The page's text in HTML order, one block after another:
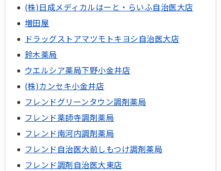
(株)日成メディカルはーと・らいふ自治医大店
増田屋
ドラッグストアマツモトキヨシ自治医大店
鈴木薬局
ウエルシア薬局下野小金井店
(株)カンセキ小金井店
フレンドグリーンタウン調剤薬局
フレンド薬師寺調剤薬局
フレンド南河内調剤薬局
フレンド自治医大前しもつけ調剤薬局
フレンド調剤自治医大東店